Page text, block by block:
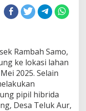
Rambah Samo,
ke lokasi lahan
2025. Selain
pipil hibrida
Desa Teluk Aur,